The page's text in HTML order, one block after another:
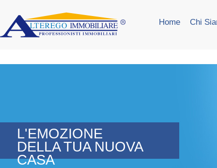
Home Chi
L'EMOZIONE
DELLA TUA NUOVA
CASA